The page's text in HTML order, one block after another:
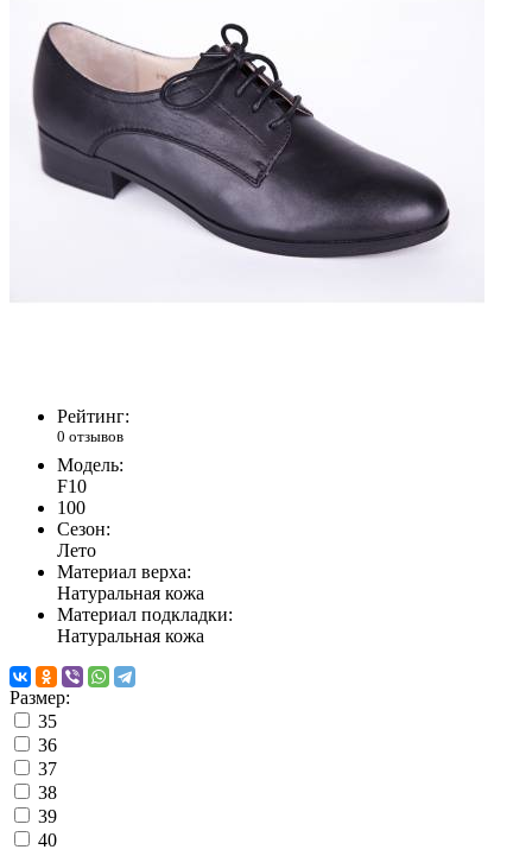
Рейтинг:
0 отзывов
Модель:
F10
100
Сезон:
Лето
Материал верха:
Натуральная кожа
Материал подкладки:
Натуральная кожа
Размер:
35
36
37
38
39
40